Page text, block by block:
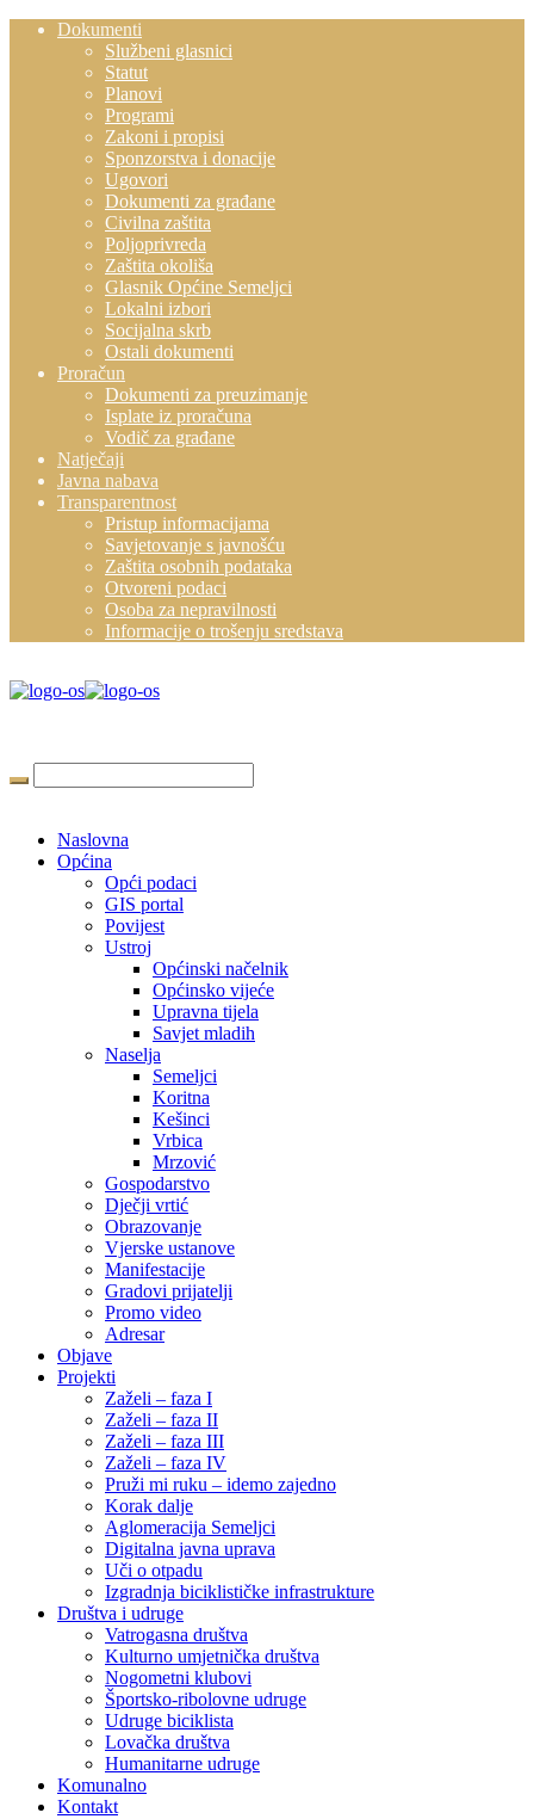
Dokumenti
Službeni glasnici
Statut
Planovi
Programi
Zakoni i propisi
Sponzorstva i donacije
Ugovori
Dokumenti za građane
Civilna zaštita
Poljoprivreda
Zaštita okoliša
Glasnik Općine Semeljci
Lokalni izbori
Socijalna skrb
Ostali dokumenti
Proračun
Dokumenti za preuzimanje
Isplate iz proračuna
Vodič za građane
Natječaji
Javna nabava
Transparentnost
Pristup informacijama
Savjetovanje s javnošću
Zaštita osobnih podataka
Otvoreni podaci
Osoba za nepravilnosti
Informacije o trošenju sredstava
Naslovna
Općina
Opći podaci
GIS portal
Povijest
Ustroj
Općinski načelnik
Općinsko vijeće
Upravna tijela
Savjet mladih
Naselja
Semeljci
Koritna
Kešinci
Vrbica
Mrzović
Gospodarstvo
Dječji vrtić
Obrazovanje
Vjerske ustanove
Manifestacije
Gradovi prijatelji
Promo video
Adresar
Objave
Projekti
Zaželi – faza I
Zaželi – faza II
Zaželi – faza III
Zaželi – faza IV
Pruži mi ruku – idemo zajedno
Korak dalje
Aglomeracija Semeljci
Digitalna javna uprava
Uči o otpadu
Izgradnja biciklističke infrastrukture
Društva i udruge
Vatrogasna društva
Kulturno umjetnička društva
Nogometni klubovi
Športsko-ribolovne udruge
Udruge biciklista
Lovačka društva
Humanitarne udruge
Komunalno
Kontakt